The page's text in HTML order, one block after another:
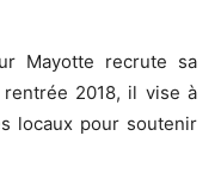
Mayotte recrute sa
2018, il vise à
locaux pour soutenir